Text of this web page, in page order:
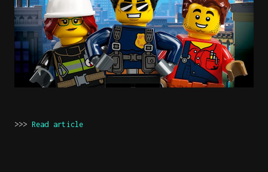
>>> Read article